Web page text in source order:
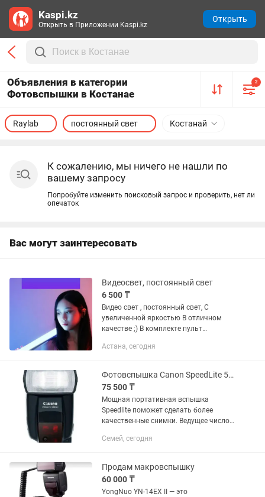
Объявления в категории
Фотовспышки в Костанае
2
Костанай
Raylab постоянный свет
К сожалению, мы ничего не нашли по
вашему запросу
Попробуйте изменить поисковый запрос и проверить, нет ли
опечаток
Вас могут заинтересовать
Видеосвет, постоянный свет
6 500 ₸
Видео свет , постоянный свет, С
увеличенной яркостью В отличном
качестве ;) В комплекте пульт
интернет- магазин ;)
Астана, сегодня
Фотовспышка Canon SpeedLite 580EX II
75 500 ₸
Мощная портативная вспышка
Speedlite поможет сделать более
качественные снимки. Ведущее число
экспозамер E-TTL II обеспечивают
оптимальную...
Семей, сегодня
Продам макровспышку
60 000 ₸
YongNuo YN-14EX II — это
Kaspi.kz
Открыть в Приложении Kaspi.kz
Открыть